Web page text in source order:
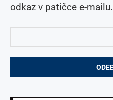
odkaz v patičce e-mailu.